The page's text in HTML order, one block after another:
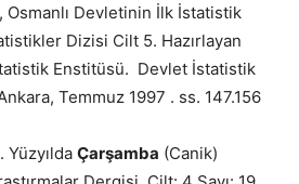
Osmanlı Devletinin İlk İstatistik
Dizisi Cilt 5. Hazırlayan
Enstitüsü. Devlet İstatistik
Temmuz 1997 . ss. 147.156
Yüzyılda Çarşamba (Canik)